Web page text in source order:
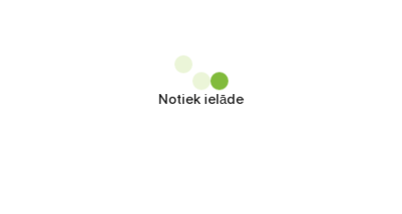
Notiek ielāde